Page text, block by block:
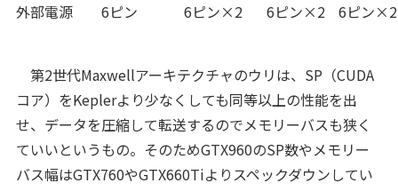
外部電源
6ピン 6ピン×2 6ピン×2 6ピン×2
第2世代Maxwellアーキテクチャのウリは、SP（CUDA
コア）をKeplerより少なくしても同等以上の性能を出
せ、データを圧縮して転送するのでメモリーバスも狭く
ていいというもの。そのためGTX960のSP数やメモリー
バス幅はGTX760やGTX660Tiよりスペックダウンしてい